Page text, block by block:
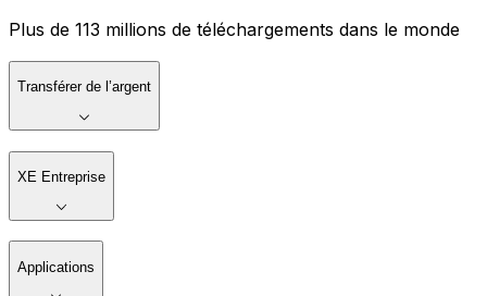
Plus de 113 millions de téléchargements dans le monde
Transférer de l’argent
XE Entreprise
Applications